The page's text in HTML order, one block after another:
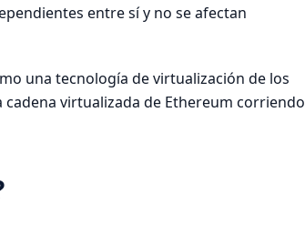
entre sí y no se afectan
una tecnología de virtualización de los
virtualizada de Ethereum corriendo